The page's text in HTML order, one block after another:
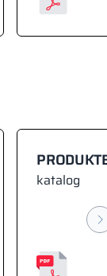
katalog